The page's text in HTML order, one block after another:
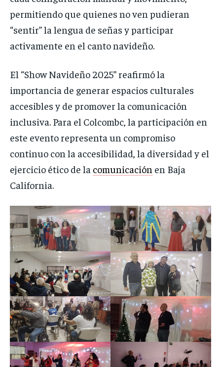
permitiendo que quienes no ven pudieran
“sentir” la lengua de señas y participar
activamente en el canto navideño.
El “Show Navideño 2025” reafirmó la
importancia de generar espacios culturales
accesibles y de promover la comunicación
inclusiva. Para el Colcombc, la participación en
este evento representa un compromiso
continuo con la accesibilidad, la diversidad y el
ejercicio ético de la comunicación en Baja
California.